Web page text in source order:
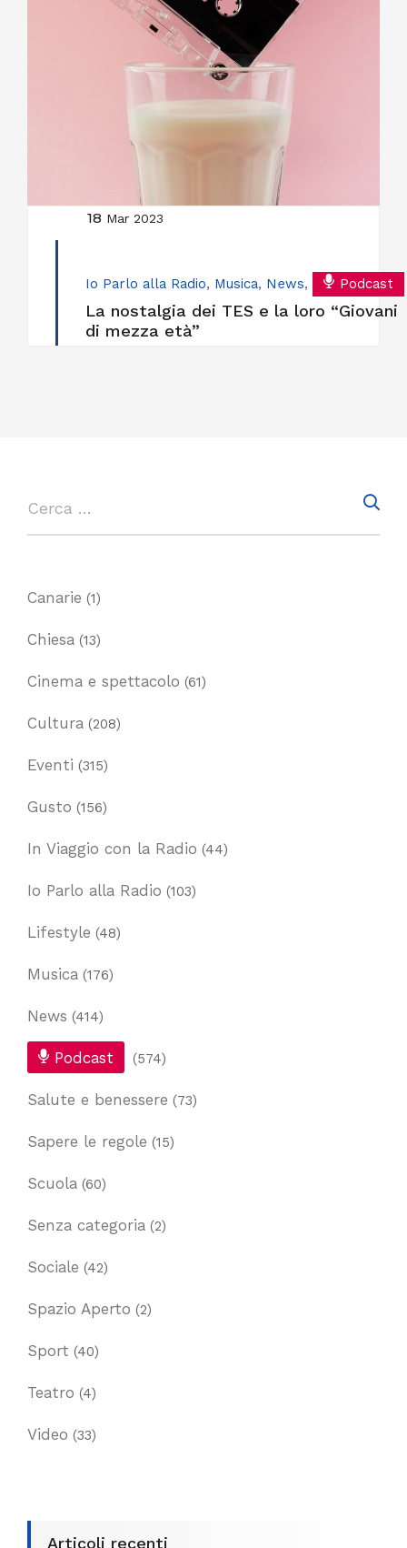
18 Mar 2023
Io Parlo alla Radio, Musica, News, Podcast
La nostalgia dei TES e la loro “Giovani
di mezza età”
Canarie (1)
Chiesa (13)
Cinema e spettacolo (61)
Cultura (208)
Eventi (315)
Gusto (156)
In Viaggio con la Radio (44)
Io Parlo alla Radio (103)
Lifestyle (48)
Musica (176)
News (414)
Podcast (574)
Salute e benessere (73)
Sapere le regole (15)
Scuola (60)
Senza categoria (2)
Sociale (42)
Spazio Aperto (2)
Sport (40)
Teatro (4)
Video (33)
Articoli recenti